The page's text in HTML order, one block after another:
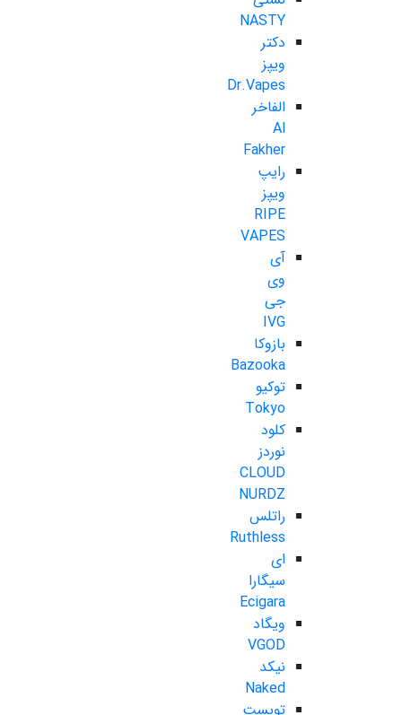
NASTY
دکتر
ویپز
Dr.Vapes
الفاخر
Al
Fakher
رایپ
ویپز
RIPE
VAPES
آی
وی
جی
IVG
بازوکا
Bazooka
توکیو
Tokyo
کلود
نوردز
CLOUD
NURDZ
راتلس
Ruthless
ای
سیگارا
Ecigara
ویگاد
VGOD
نیکد
Naked
تویست